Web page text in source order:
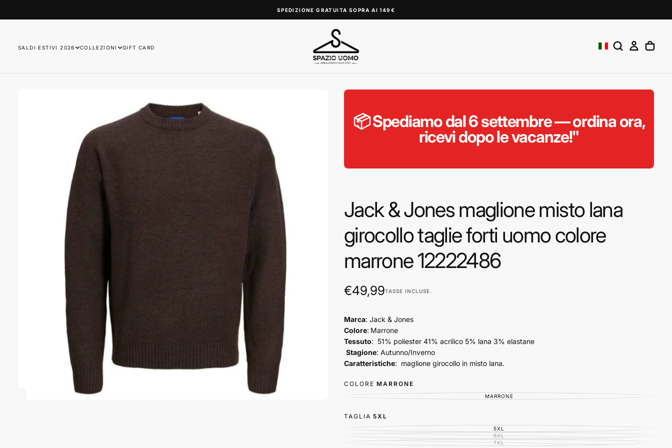
CONTENUTO
SPEDIZIONE GRATUITA SOPRA AI 149€
SALDI ESTIVI 2026 COLLEZIONI GIFT CARD
📦 Spediamo dal 6 settembre — ordina ora,
ricevi dopo le vacanze!"
Jack & Jones maglione misto lana
girocollo taglie forti uomo colore
marrone 12222486
€49,99
Prezzo
€49,99TASSE INCLUSE.
Marca: Jack & Jones
Colore: Marrone
Tessuto: 51% poliester 41% acrilico 5% lana 3% elastane
Stagione: Autunno/Inverno
Caratteristiche: maglione girocollo in misto lana.
COLORE MARRONE
MARRONEVARIANTE
TAGLIA 5XL
5XLVARIANTE
ESAURITA
O
NON
6XLVARIANTE
ESAURITA
7XLVARIANTE